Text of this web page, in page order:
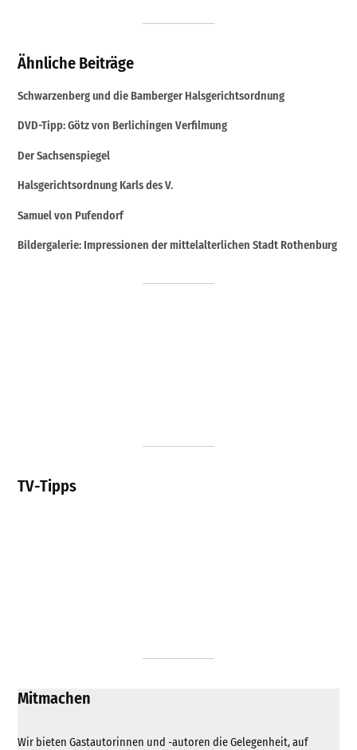
Ähnliche Beiträge
Schwarzenberg und die Bamberger Halsgerichtsordnung
DVD-Tipp: Götz von Berlichingen Verfilmung
Der Sachsenspiegel
Halsgerichtsordnung Karls des V.
Samuel von Pufendorf
Bildergalerie: Impressionen der mittelalterlichen Stadt Rothenburg
TV-Tipps
Mitmachen
Wir bieten Gastautorinnen und -autoren die Gelegenheit, auf